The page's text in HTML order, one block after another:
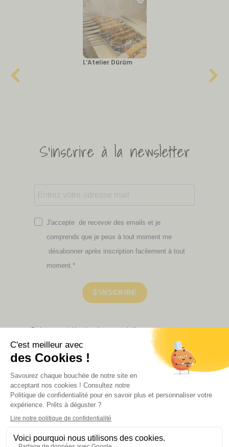
L’Atelier Dürüm
S'inscrire à la newsletter
J'accepte de recevoir des emails et je
comprends que je peux à tout moment me
désabonner après inscription facilement à tout
moment.
S'INSCRIRE
Retrouvez ici toutes les newsletters que vous avez
VOIR NOS PARTENAIRES
LA BOUTIQUE